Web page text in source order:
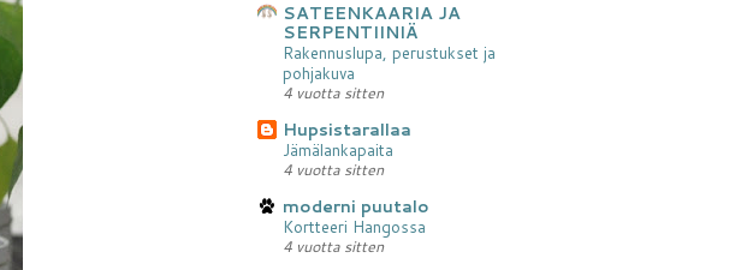
SATEENKAARIA JA
SERPENTIINIÄ
Rakennuslupa, perustukset ja
pohjakuva
4 vuotta sitten
Hupsistarallaa
Jämälankapaita
4 vuotta sitten
moderni puutalo
Kortteeri Hangossa
4 vuotta sitten